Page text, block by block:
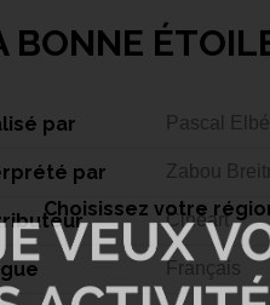
BONNE
par Pascal Elbé
par Zabou
Cinéart
Français
Choisissez votre